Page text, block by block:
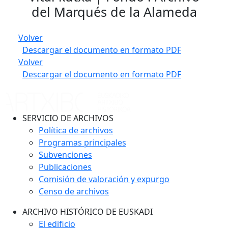
del Marqués de la Alameda
Volver
Descargar el documento en formato PDF
Volver
Descargar el documento en formato PDF
SERVICIO DE ARCHIVOS
Política de archivos
Programas principales
Subvenciones
Publicaciones
Comisión de valoración y expurgo
Censo de archivos
ARCHIVO HISTÓRICO DE EUSKADI
El edificio